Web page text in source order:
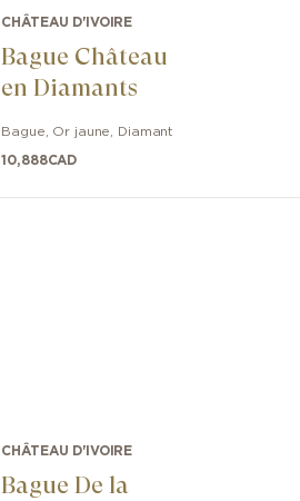
CHÂTEAU D'IVOIRE
Bague Château
en Diamants
Bague Or jaune Diamant
10,888CAD
CHÂTEAU D'IVOIRE
Bague De la